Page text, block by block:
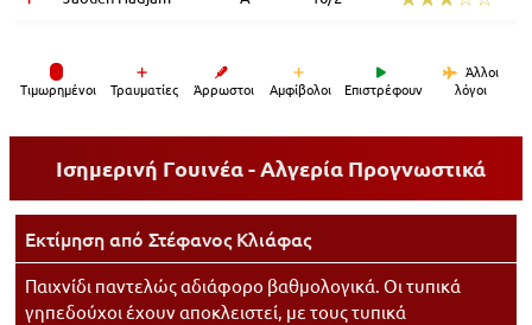
Tιμωρημένοι Τραυματίες Άρρωστοι Αμφίβολοι Επιστρέφουν
Άλλοι
λόγοι
Ισημερινή Γουινέα - Αλγερία Προγνωστικά
Εκτίμηση από Στέφανος Κλιάφας
Παιχνίδι παντελώς αδιάφορο βαθμολογικά. Οι τυπικά
γηπεδούχοι έχουν αποκλειστεί, με τους τυπικά